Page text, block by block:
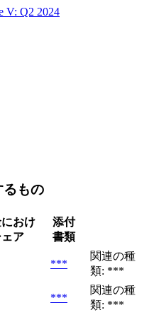
V: Q2 2024
るもの
おけ
ア
添付
書類
***
関連の種
類: ***
***
関連の種
類: ***